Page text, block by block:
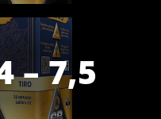
– 7,5